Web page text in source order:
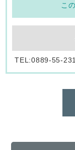
こ
TEL:0889-55-